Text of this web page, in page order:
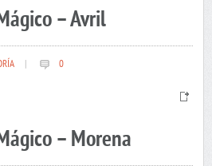
– Avril
0
– Morena